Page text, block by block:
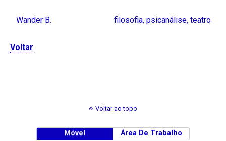
Wander B. filosofia, psicanálise, teatro
Voltar
Voltar ao topo
Móvel Área De Trabalho